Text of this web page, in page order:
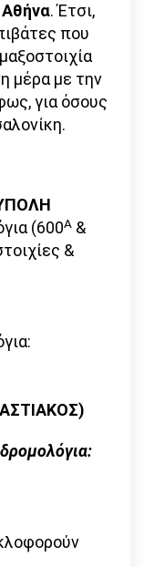
. Έτσι,
που
μέρα με την
για όσους
(600Α &
&